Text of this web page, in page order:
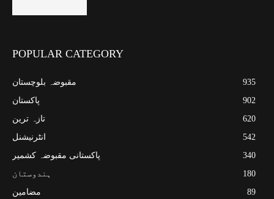
POPULAR CATEGORY
مقبوضہ بلوچستان
935
پاکستان
902
تازہ ترین
620
انٹرنیشنل
542
پاکستانی مقبوضہ کشمیر
340
ہندوستان
180
مضامین
89